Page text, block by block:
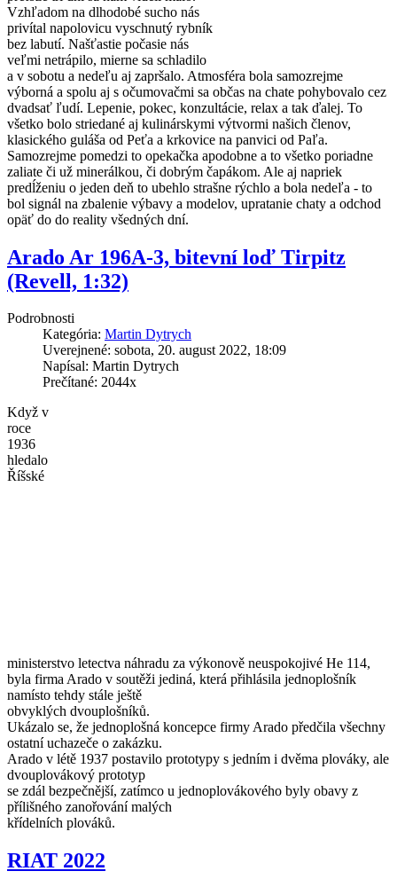
Vzhľadom na dlhodobé sucho nás
privítal napolovicu vyschnutý rybník
bez labutí. Našťastie počasie nás
veľmi netrápilo, mierne sa schladilo
a v sobotu a nedeľu aj zapršalo. Atmosféra bola samozrejme
výborná a spolu aj s očumovačmi sa občas na chate pohybovalo cez
dvadsať ľudí. Lepenie, pokec, konzultácie, relax a tak ďalej. To
všetko bolo striedané aj kulinárskymi výtvormi našich členov,
klasického guláša od Peťa a krkovice na panvici od Paľa.
Samozrejme pomedzi to opekačka apodobne a to všetko poriadne
zaliate či už minerálkou, či dobrým čapákom. Ale aj napriek
predĺženiu o jeden deň to ubehlo strašne rýchlo a bola nedeľa - to
bol signál na zbalenie výbavy a modelov, upratanie chaty a odchod
opäť do do reality všedných dní.
Arado Ar 196A-3, bitevní loď Tirpitz
(Revell, 1:32)
Podrobnosti
Kategória: Martin Dytrych
Uverejnené: sobota, 20. august 2022, 18:09
Napísal: Martin Dytrych
Prečítané: 2044x
Když v
roce
1936
hledalo
Říšské
ministerstvo letectva náhradu za výkonově neuspokojivé He 114,
byla firma Arado v soutěži jediná, která přihlásila jednoplošník
namísto tehdy stále ještě
obvyklých dvouplošníků.
Ukázalo se, že jednoplošná koncepce firmy Arado předčila všechny
ostatní uchazeče o zakázku.
Arado v létě 1937 postavilo prototypy s jedním i dvěma plováky, ale
dvouplovákový prototyp
se zdál bezpečnější, zatímco u jednoplovákového byly obavy z
přílišného zanořování malých
křídelních plováků.
RIAT 2022